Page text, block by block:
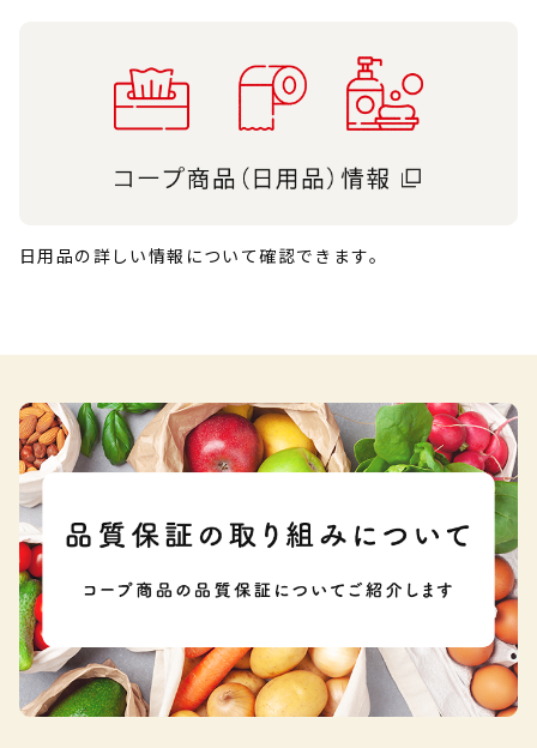
日用品の詳しい情報について確認できます。